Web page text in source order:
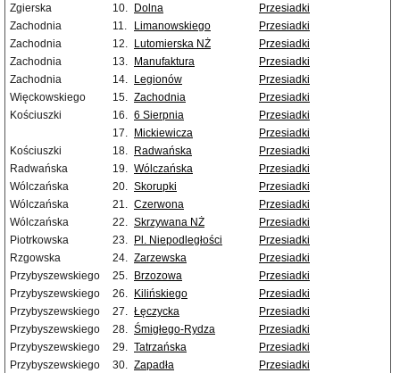
Zgierska
10. Dolna
Przesiadki
Zachodnia
11. Limanowskiego
Przesiadki
Zachodnia
12. Lutomierska NŻ
Przesiadki
Zachodnia
13. Manufaktura
Przesiadki
Zachodnia
14. Legionów
Przesiadki
Więckowskiego
15. Zachodnia
Przesiadki
Kościuszki
16. 6 Sierpnia
Przesiadki
17.
Mickiewicza
Przesiadki
Kościuszki
18. Radwańska
Przesiadki
Radwańska
19. Wólczańska
Przesiadki
Wólczańska
20. Skorupki
Przesiadki
Wólczańska
21. Czerwona
Przesiadki
Wólczańska
22. Skrzywana NŻ
Przesiadki
Piotrkowska
23. Pl. Niepodległości
Przesiadki
Rzgowska
24. Zarzewska
Przesiadki
Przybyszewskiego
25. Brzozowa
Przesiadki
Przybyszewskiego
26. Kilińskiego
Przesiadki
Przybyszewskiego
27. Łęczycka
Przesiadki
Przybyszewskiego
28. Śmigłego-Rydza
Przesiadki
Przybyszewskiego
29. Tatrzańska
Przesiadki
Przybyszewskiego
30. Zapadła
Przesiadki